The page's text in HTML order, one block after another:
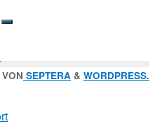
Suche
SEPTERA & WORDPRESS.